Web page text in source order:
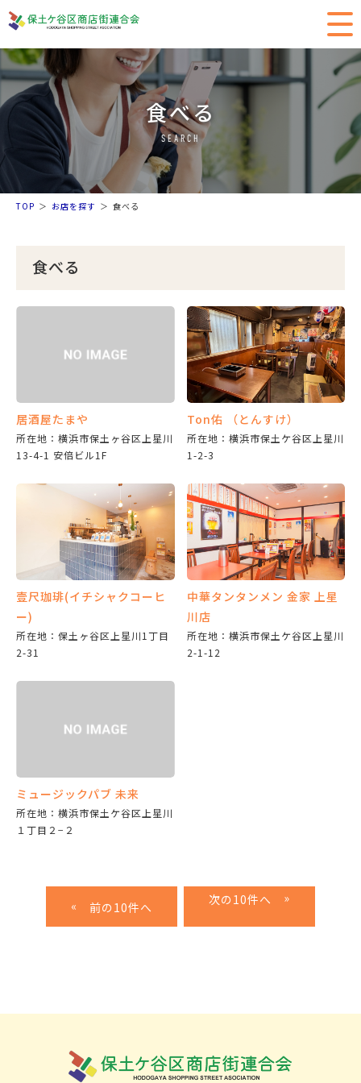
食べる
SEARCH
TOP お店を探す 食べる
食べる
居酒屋たまや
所在地：横浜市保土ヶ谷区上星川
13-4-1 安倍ビル1F
Ton佑 （とんすけ）
所在地：横浜市保土ケ谷区上星川
1-2-3
壹尺珈琲(イチシャクコーヒ
ー)
所在地：保土ヶ谷区上星川1丁目
2-31
中華タンタンメン 金家 上星
川店
所在地：横浜市保土ケ谷区上星川
2-1-12
ミュージックパブ 未来
所在地：横浜市保土ケ谷区上星川
１丁目２−２
« »